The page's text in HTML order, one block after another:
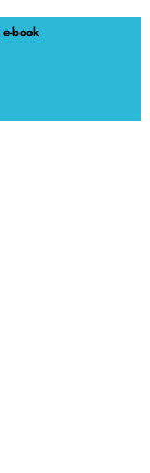
e-book